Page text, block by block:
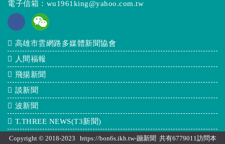
電子信箱： wu1961king@yahoo.com.tw
高雄市雲網路多媒體新聞協會
人間福報
飛揚新聞
談新聞
波新聞
T.THREE NEWS(T3新聞)
Copyright © 2018-2023 https://bon6s.ikh.tw-蹦新聞 共有6779011訪問本